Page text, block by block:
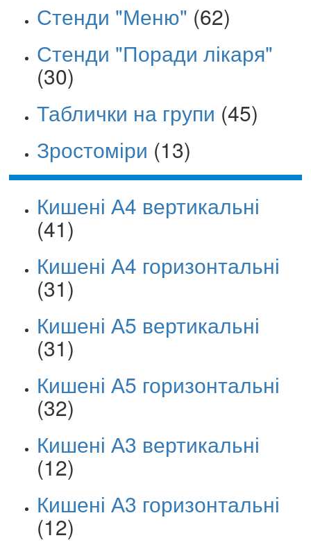
Стенди "Меню" (62)
Стенди "Поради лікаря"
(30)
Таблички на групи (45)
Зростоміри (13)
Кишені А4 вертикальні
(41)
Кишені А4 горизонтальні
(31)
Кишені А5 вертикальні
(31)
Кишені А5 горизонтальні
(32)
Кишені А3 вертикальні
(12)
Кишені А3 горизонтальні
(12)